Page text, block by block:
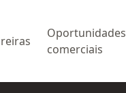
Oportunidades
comerciais